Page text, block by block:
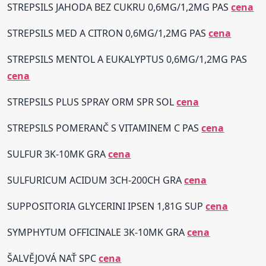
STREPSILS JAHODA BEZ CUKRU 0,6MG/1,2MG PAScena
STREPSILS MED A CITRON 0,6MG/1,2MG PAScena
STREPSILS MENTOL A EUKALYPTUS 0,6MG/1,2MG PAS
cena
STREPSILS PLUS SPRAY ORM SPR SOLcena
STREPSILS POMERANČ S VITAMINEM C PAScena
SULFUR 3K-10MK GRAcena
SULFURICUM ACIDUM 3CH-200CH GRAcena
SUPPOSITORIA GLYCERINI IPSEN 1,81G SUPcena
SYMPHYTUM OFFICINALE 3K-10MK GRAcena
ŠALVĚJOVÁ NAŤ SPCcena